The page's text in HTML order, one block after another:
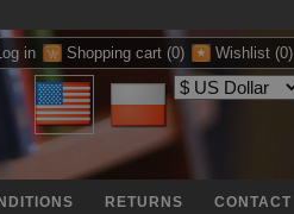
in Shopping cart (0) Wishlist (0)
RETURNS CONTACT